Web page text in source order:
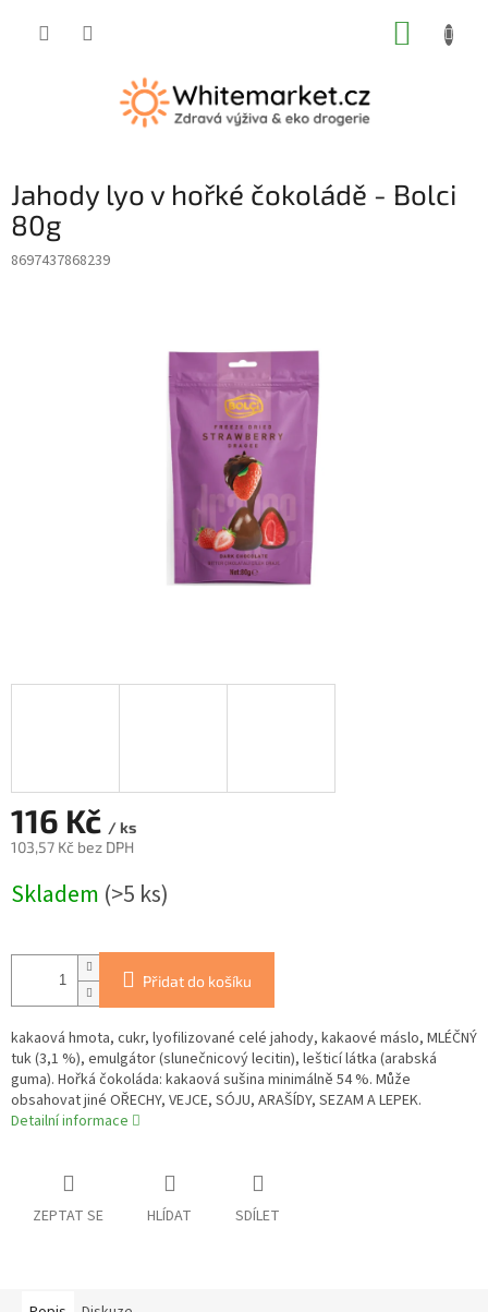
Jahody lyo v hořké čokoládě - Bolci
80g
8697437868239
116 Kč / ks
103,57 Kč bez DPH
cena:
Skladem (>5 ks)
Přidat do košíku
kakaová hmota, cukr, lyofilizované celé jahody, kakaové máslo, MLÉČNÝ
tuk (3,1 %), emulgátor (slunečnicový lecitin), lešticí látka (arabská
guma). Hořká čokoláda: kakaová sušina minimálně 54 %. Může
obsahovat jiné OŘECHY, VEJCE, SÓJU, ARAŠÍDY, SEZAM A LEPEK.
Detailní informace
ZEPTAT SE HLÍDAT SDÍLET